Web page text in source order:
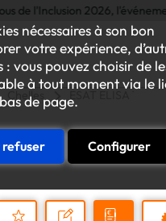
nécessaires à son bon
votre expérience,
vous pouvez choisir de
à tout moment via le
de page.
refuser Configurer
l'Inclusion 2026,
Chelles